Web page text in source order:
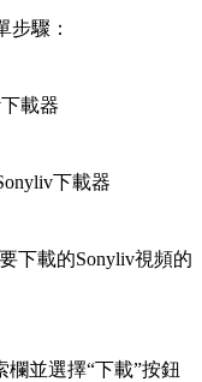
步驟：
載器
下載器
下載的Sonyliv視頻的
欄並選擇“下載”按鈕